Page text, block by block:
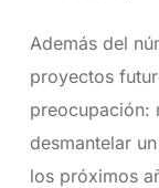
Además del
proyectos
preocupación:
desmantelar
los próximos